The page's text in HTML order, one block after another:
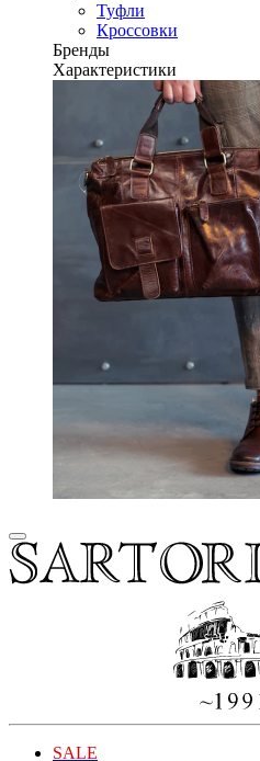
Туфли
Кроссовки
Бренды
Характеристики
SALE